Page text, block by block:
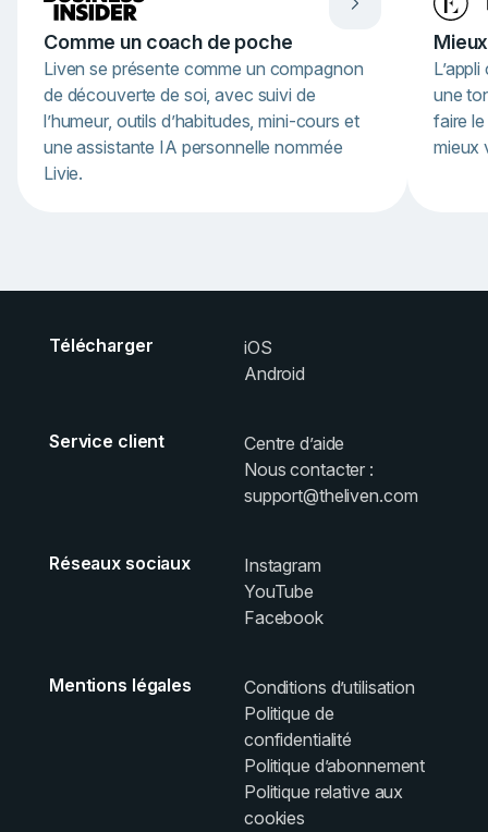
Comme un coach de poche
Liven se présente comme un compagnon
de découverte de soi, avec suivi de
l’humeur, outils d’habitudes, mini-cours et
une assistante IA personnelle nommée
Livie.
une
faire
mieux
Télécharger
iOS
Android
Service client
Centre d’aide
Nous contacter :
support@theliven.com
Réseaux sociaux
Instagram
YouTube
Facebook
Mentions légales
Conditions d’utilisation
Politique de
confidentialité
Politique d’abonnement
Politique relative aux
cookies